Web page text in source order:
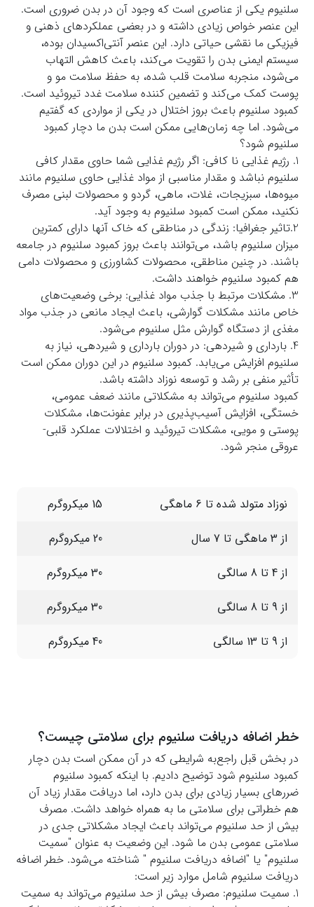
سلنیوم یکی از عناصری است که وجود آن در بدن ضروری است.
این عنصر خواص زیادی داشته و در بعضی عملکردهای ذهنی و
فیزیکی ما نقشی حیاتی دارد. این عنصر آنتی‌اکسیدان بوده،
سیستم ایمنی بدن را تقویت می‌کند، باعث کاهش التهاب
می‌شود، منجربه سلامت قلب شده، به حفظ سلامت مو و
پوست کمک می‌کند و تضمین کننده سلامت غدد تیروئید است.
کمبود سلنیوم باعث بروز اختلال در یکی از مواردی که گفتیم
می‌شود. اما چه زمان‌هایی ممکن است بدن ما دچار کمبود
سلنیوم شود؟
1. رژیم غذایی نا کافی: اگر رژیم غذایی شما حاوی مقدار کافی
سلنیوم نباشد و مقدار مناسبی از مواد غذایی حاوی سلنیوم مانند
میوه‌ها، سبزیجات، غلات، ماهی، گردو و محصولات لبنی مصرف
نکنید، ممکن است کمبود سلنیوم به وجود آید.
2.تاثیر جغرافیا: زندگی در مناطقی که خاک آنها دارای کمترین
میزان سلنیوم باشد، می‌توانند باعث بروز کمبود سلنیوم در جامعه
باشند. در چنین مناطقی، محصولات کشاورزی و محصولات دامی
هم کمبود سلنیوم خواهند داشت.
3. مشکلات مرتبط با جذب مواد غذایی: برخی وضعیت‌های
خاص مانند مشکلات گوارشی، باعث ایجاد مانعی در جذب مواد
مغذی از دستگاه گوارش مثل سلنیوم می‌شود.
4. بارداری و شیردهی: در دوران بارداری و شیردهی، نیاز به
سلنیوم افزایش می‌یابد. کمبود سلنیوم در این دوران ممکن است
تأثیر منفی بر رشد و توسعه نوزاد داشته باشد.
کمبود سلنیوم می‌تواند به مشکلاتی مانند ضعف عمومی،
خستگی، افزایش آسیب‌پذیری در برابر عفونت‌ها، مشکلات
پوستی و مویی، مشکلات تیروئید و اختلالات عملکرد قلبی-
عروقی منجر شود.
نوزاد متولد شده تا 6 ماهگی
15 میکروگرم
از 3 ماهگی تا 7 سال
20 میکروگرم
از 4 تا 8 سالگی
30 میکروگرم
از 9 تا 8 سالگی
30 میکروگرم
از 9 تا 13 سالگی
40 میکروگرم
خطر اضافه دریافت سلنیوم برای سلامتی چیست؟
در بخش قبل راجع‌به شرایطی که در آن ممکن است بدن دچار
کمبود سلنیوم شود توضیح دادیم. با اینکه کمبود سلنیوم
ضررهای بسیار زیادی برای بدن دارد، اما دریافت مقدار زیاد آن
هم خطراتی برای سلامتی ما به همراه خواهد داشت. مصرف
بیش از حد سلنیوم می‌تواند باعث ایجاد مشکلاتی جدی در
سلامتی عمومی بدن ما شود. این وضعیت به عنوان "سمیت
سلنیوم" یا "اضافه دریافت سلنیوم " شناخته می‌شود. خطر اضافه
دریافت سلنیوم شامل موارد زیر است:
1. سمیت سلنیوم: مصرف بیش از حد سلنیوم می‌تواند به سمیت